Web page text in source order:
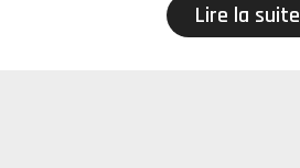
Lire la suite